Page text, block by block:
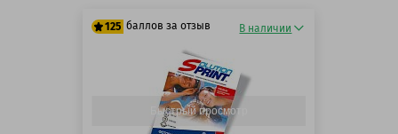
125 баллов за отзыв
125 баллов
125 баллов
В наличии
Быстрый просмотр